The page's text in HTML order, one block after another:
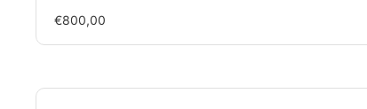
Im
€800,00